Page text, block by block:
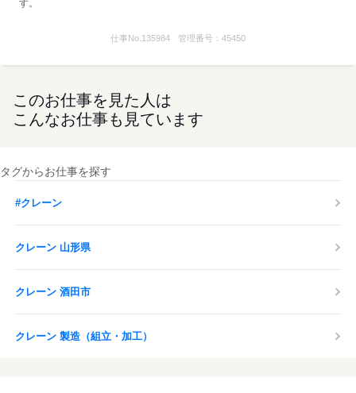
す。
仕事No. 135984 管理番号： 45450
このお仕事を見た人は
こんなお仕事も見ています
タグからお仕事を探す
#クレーン
クレーン 山形県
クレーン 酒田市
クレーン 製造（組立・加工）